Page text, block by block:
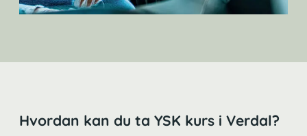
Hvordan kan du ta YSK kurs i Verdal?